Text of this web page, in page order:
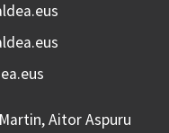
Aitor Aspuru